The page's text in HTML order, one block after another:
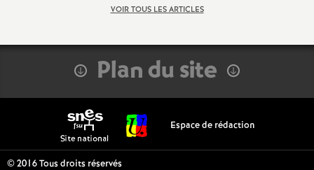
l
é
a
n
VOIR TOUS LES ARTICLES
Plan du site
Espace de rédaction
© 2016 Tous droits réservés